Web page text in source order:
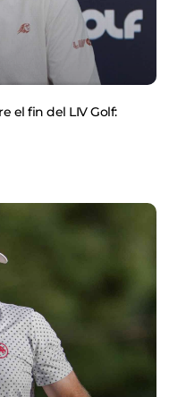
el fin del LIV Golf: